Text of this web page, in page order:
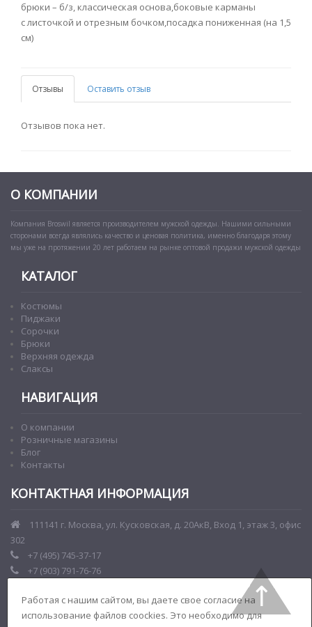
Работая с нашим сайтом, вы даете свое согласие на
использование файлов coockies. Это необходимо для
брюки – б/з, классическая основа,боковые карманы
с листочкой и отрезным бочком,посадка пониженная (на 1,5
см)
Отзывы Оставить отзыв
Отзывов пока нет.
О КОМПАНИИ
Компания Broswil является производителем мужской одежды. Нашими сильными
сторонами всегда являлись качество и ценовая политика, именно благодаря этому
мы уже на протяжении 20 лет работаем на рынке оптовой продажи мужской одежды
КАТАЛОГ
Костюмы
Пиджаки
Сорочки
Брюки
Верхняя одежда
Слаксы
НАВИГАЦИЯ
О компании
Розничные магазины
Блог
Контакты
КОНТАКТНАЯ ИНФОРМАЦИЯ
111141 г. Москва, ул. Кусковская, д. 20АкВ, Вход 1, этаж 3, офис
302
+7 (495) 745-37-17
+7 (903) 791-76-76